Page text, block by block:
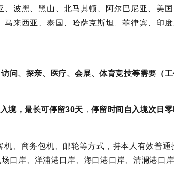
、波黑、黑山、北马其顿、阿尔巴尼亚、美
马来西亚、泰国、哈萨克斯坦、菲律宾、印
问、探亲、医疗、会展、体育竞技等需要（
境，最长可停留30天，停留时间自入境次日零
机、商务包机、邮轮等方式，持本人有效普
口岸、洋浦港口岸、海口港口岸、清澜港口